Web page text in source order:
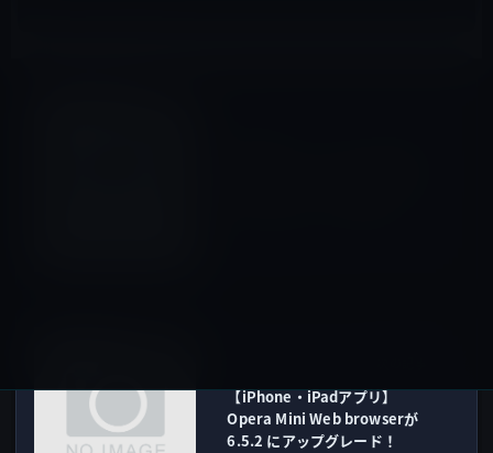
【iPhone・iPadアプリ】
Opera Mini Web browserが
6.5.2 にアップグレード！